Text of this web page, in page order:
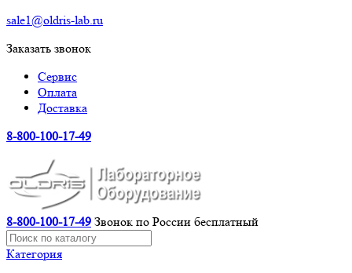
sale1@oldris-lab.ru
Заказать звонок
Сервис
Оплата
Доставка
8-800-100-17-49
8-800-100-17-49 Звонок по России бесплатный
Категория